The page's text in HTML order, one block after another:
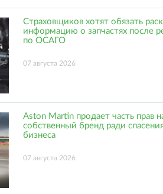
Страховщиков хотят обязать
информацию о запчастях после
по ОСАГО
07 августа 2026
Aston Martin продает часть прав
собственный бренд ради
бизнеса
07 августа 2026